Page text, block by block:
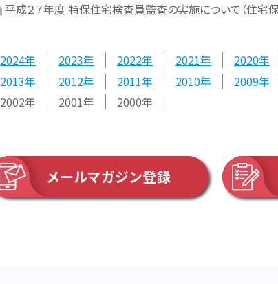
平成２７年度 特保住宅検査員監査の実施について（住宅
2024 2023 2022 2021 2020
2013 2012 2011 2010 2009
2002 2001 2000
メールマガジン登録